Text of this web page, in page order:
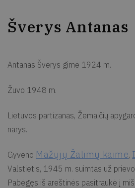
Šverys Antanas
Antanas Šverys gimė 1924 m.
Žuvo 1948 m.
Lietuvos partizanas, Žemaičių
narys.
Gyveno Mažųjų Žalimų kaime,
Valstietis, 1945 m. suimtas už
Pabėgęs iš areštinės pasitraukė į